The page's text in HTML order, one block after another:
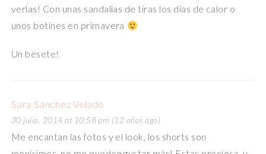
verlas! Con unas sandalias de tiras los días de calor o
unos botines en primavera
Un besete!
Sara Sánchez Velado
30 julio, 2014 at 10:58 pm (12 años ago)
Me encantan las fotos y el look, los shorts son